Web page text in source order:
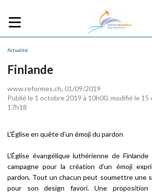
Actualité
Finlande
www.reformes.ch, 01/09/2019
Publié le 1 octobre 2019 à 10h00, modifié le 15
17h18
L’Église en quête d’un émoji du pardon
L’Église évangélique luthérienne de Finlande
campagne pour la création d’un émoji
pardon. Tout un chacun peut soumettre une
pour son design favori. Une proposition